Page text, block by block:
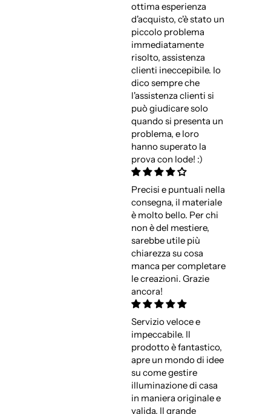
ottima esperienza
d'acquisto, c'è stato un
piccolo problema
immediatamente
risolto, assistenza
clienti ineccepibile. Io
dico sempre che
l'assistenza clienti si
può giudicare solo
quando si presenta un
problema, e loro
hanno superato la
prova con lode! :)
Precisi e puntuali nella
consegna, il materiale
è molto bello. Per chi
non è del mestiere,
sarebbe utile più
chiarezza su cosa
manca per completare
le creazioni. Grazie
ancora!
Servizio veloce e
impeccabile. Il
prodotto è fantastico,
apre un mondo di idee
su come gestire
illuminazione di casa
in maniera originale e
valida. Il grande